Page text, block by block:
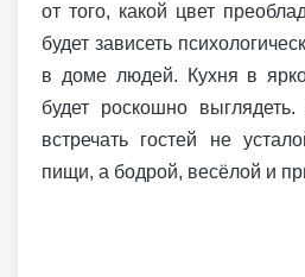
от того, какой цвет
будет зависеть
в доме людей. Кухня в
будет роскошно
встречать гостей не
пищи, а бодрой, весёлой и